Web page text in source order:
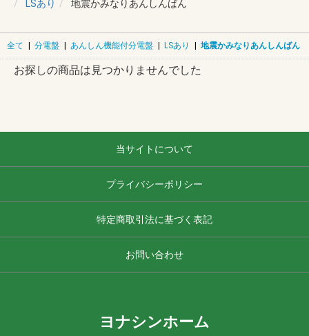
LSあり
地震かみなりあんしんばん
全て | 分電盤 | あんしん機能付分電盤 | LSあり | 地震かみなりあんしんばん
お探しの商品は見つかりませんでした
当サイトについて
プライバシーポリシー
特定商取引法に基づく表記
お問い合わせ
ヨナシンホーム